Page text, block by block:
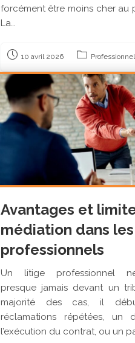
forcément être moins cher au
La…
10 avril 2026
Avantages et
médiation dans
professionnels
Un litige professionnel
presque jamais devant un
majorité des cas, il
réclamations répétées, un
l’exécution du contrat, ou un